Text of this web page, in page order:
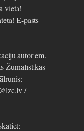
vieta!
E-pasts
autoriem.
Žurnālistikas
/